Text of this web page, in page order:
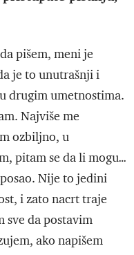
pišem, meni je
je to unutrašnji i
drugim umetnostima.
Najviše me
ozbiljno, u
pitam se da li mogu…
Nije to jedini
i zato nacrt traje
sve da postavim
ako napišem